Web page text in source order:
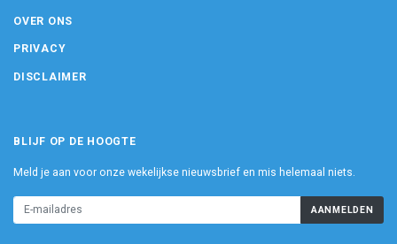
OVER ONS
PRIVACY
DISCLAIMER
BLIJF OP DE HOOGTE
Meld je aan voor onze wekelijkse nieuwsbrief en mis helemaal niets.
AANMELDEN